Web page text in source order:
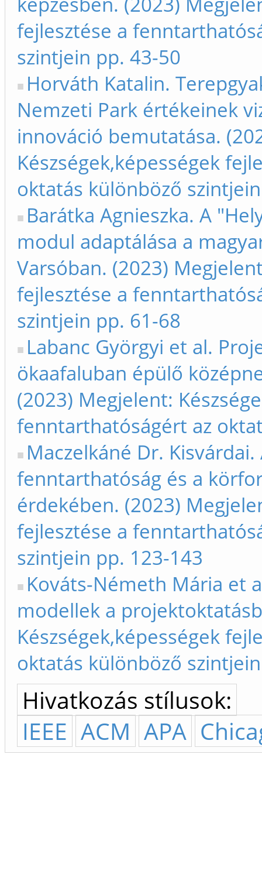
fejlesztése a
szintjein pp. 43-50
Horváth Katalin.
Nemzeti Park értékeinek
innováció bemutatása.
Készségek,képességek
oktatás különböző
Barátka Agnieszka. A
modul adaptálása a
Varsóban. (2023)
fejlesztése a
szintjein pp. 61-68
Labanc Györgyi et al.
ökaafaluban épülő
(2023) Megjelent:
fenntarthatóságért az
Maczelkáné Dr.
fenntarthatóság és a
érdekében. (2023)
fejlesztése a
szintjein pp. 123-143
Kováts-Németh Mária et
modellek a
Készségek,képességek
oktatás különböző
Hivatkozás stílusok:
IEEE ACM APA